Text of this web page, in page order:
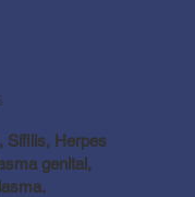
Sífilis, Herpes
genital,